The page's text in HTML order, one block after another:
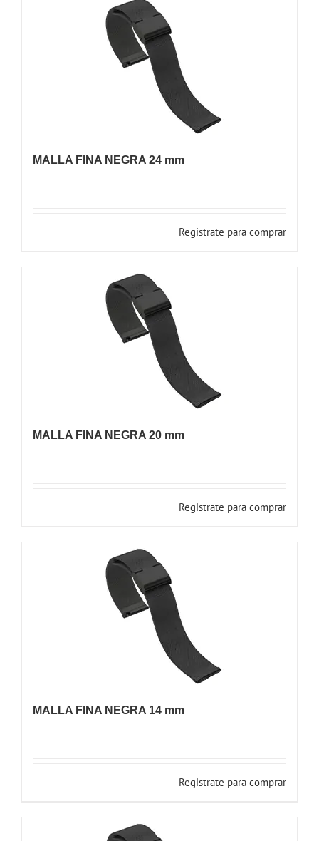
MALLA FINA NEGRA 24 mm
Registrate para comprar
MALLA FINA NEGRA 20 mm
Registrate para comprar
MALLA FINA NEGRA 14 mm
Registrate para comprar